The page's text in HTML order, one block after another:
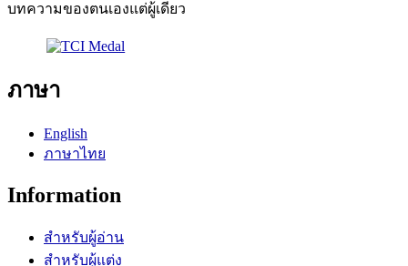
บทความของตนเองแต่ผู้เดียว
ภาษา
English
ภาษาไทย
Information
สำหรับผู้อ่าน
สำหรับผู้แต่ง